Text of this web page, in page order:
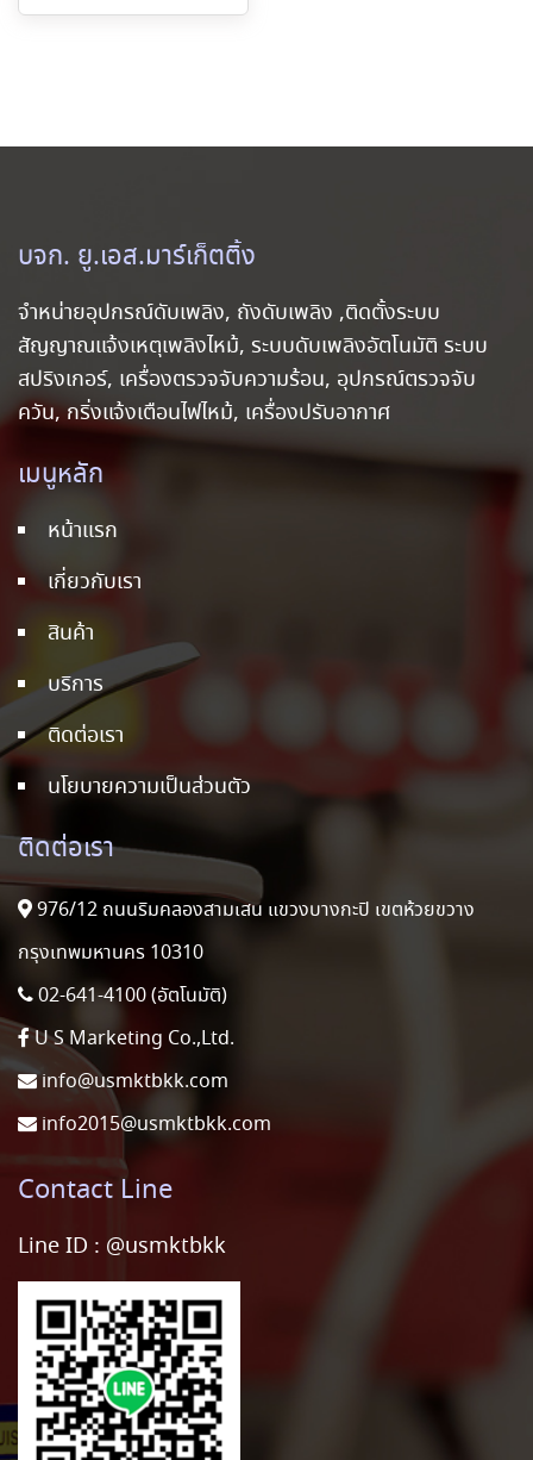
บจก. ยู.เอส.มาร์เก็ตติ้ง
จำหน่ายอุปกรณ์ดับเพลิง, ถังดับเพลิง ,ติดตั้งระบบ
สัญญาณแจ้งเหตุเพลิงไหม้, ระบบดับเพลิงอัตโนมัติ ระบบ
สปริงเกอร์, เครื่องตรวจจับความร้อน, อุปกรณ์ตรวจจับ
ควัน, กริ่งแจ้งเตือนไฟไหม้, เครื่องปรับอากาศ
เมนูหลัก
หน้าแรก
เกี่ยวกับเรา
สินค้า
บริการ
ติดต่อเรา
นโยบายความเป็นส่วนตัว
ติดต่อเรา
976/12 ถนนริมคลองสามเสน แขวงบางกะปิ เขตห้วยขวาง
กรุงเทพมหานคร 10310
02-641-4100 (อัตโนมัติ)
U S Marketing Co.,Ltd.
info@usmktbkk.com
info2015@usmktbkk.com
Contact Line
Line ID : @usmktbkk